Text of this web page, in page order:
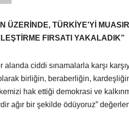
ÜZERİNDE, TÜRKİYE’Yİ
FIRSATI YAKALADIK”
alanda ciddi sınamalarla karşı
birliğin, beraberliğin,
hak ettiği demokrasi ve
ağır bir şekilde ödüyoruz”